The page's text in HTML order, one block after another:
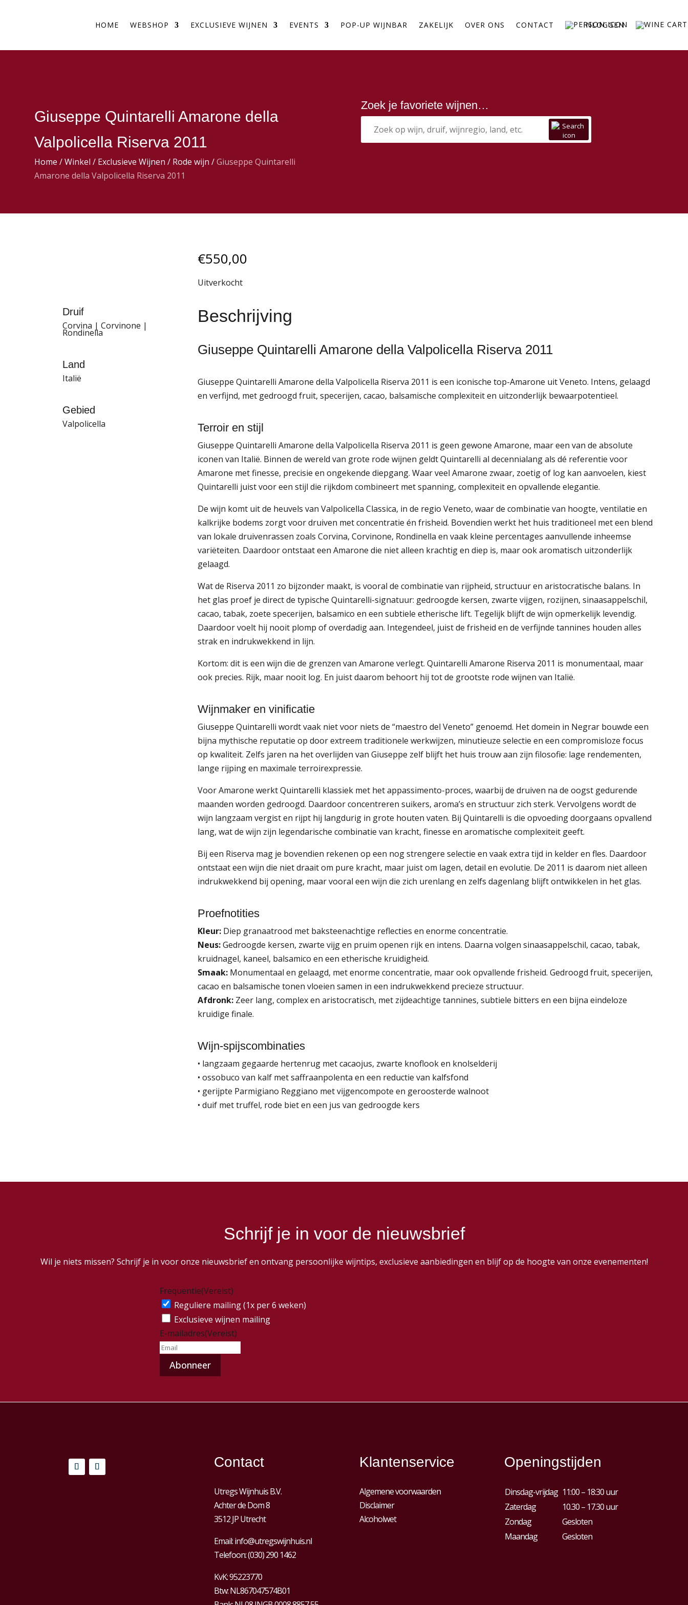
HOME WEBSHOP EXCLUSIEVE WIJNEN EVENTS POP-UP WIJNBAR ZAKELIJK OVER ONS CONTACT INLOGGEN
Giuseppe Quintarelli Amarone della
Valpolicella Riserva 2011
Home /Winkel / Exclusieve Wijnen / Rode wijn /Giuseppe Quintarelli
Amarone della Valpolicella Riserva 2011
Zoek je favoriete wijnen…
Druif
Corvina | Corvinone |
Rondinella
Land
Italië
Gebied
Valpolicella
€550,00
Uitverkocht
Beschrijving
Giuseppe Quintarelli Amarone della Valpolicella Riserva 2011
Giuseppe Quintarelli Amarone della Valpolicella Riserva 2011 is een iconische top-Amarone uit Veneto. Intens, gelaagd
en verfijnd, met gedroogd fruit, specerijen, cacao, balsamische complexiteit en uitzonderlijk bewaarpotentieel.
Terroir en stijl
Giuseppe Quintarelli Amarone della Valpolicella Riserva 2011 is geen gewone Amarone, maar een van de absolute
iconen van Italië. Binnen de wereld van grote rode wijnen geldt Quintarelli al decennialang als dé referentie voor
Amarone met finesse, precisie en ongekende diepgang. Waar veel Amarone zwaar, zoetig of log kan aanvoelen, kiest
Quintarelli juist voor een stijl die rijkdom combineert met spanning, complexiteit en opvallende elegantie.
De wijn komt uit de heuvels van Valpolicella Classica, in de regio Veneto, waar de combinatie van hoogte, ventilatie en
kalkrijke bodems zorgt voor druiven met concentratie én frisheid. Bovendien werkt het huis traditioneel met een blend
van lokale druivenrassen zoals Corvina, Corvinone, Rondinella en vaak kleine percentages aanvullende inheemse
variëteiten. Daardoor ontstaat een Amarone die niet alleen krachtig en diep is, maar ook aromatisch uitzonderlijk
gelaagd.
Wat de Riserva 2011 zo bijzonder maakt, is vooral de combinatie van rijpheid, structuur en aristocratische balans. In
het glas proef je direct de typische Quintarelli-signatuur: gedroogde kersen, zwarte vijgen, rozijnen, sinaasappelschil,
cacao, tabak, zoete specerijen, balsamico en een subtiele etherische lift. Tegelijk blijft de wijn opmerkelijk levendig.
Daardoor voelt hij nooit plomp of overdadig aan. Integendeel, juist de frisheid en de verfijnde tannines houden alles
strak en indrukwekkend in lijn.
Kortom: dit is een wijn die de grenzen van Amarone verlegt. Quintarelli Amarone Riserva 2011 is monumentaal, maar
ook precies. Rijk, maar nooit log. En juist daarom behoort hij tot de grootste rode wijnen van Italië.
Wijnmaker en vinificatie
Giuseppe Quintarelli wordt vaak niet voor niets de “maestro del Veneto” genoemd. Het domein in Negrar bouwde een
bijna mythische reputatie op door extreem traditionele werkwijzen, minutieuze selectie en een compromisloze focus
op kwaliteit. Zelfs jaren na het overlijden van Giuseppe zelf blijft het huis trouw aan zijn filosofie: lage rendementen,
lange rijping en maximale terroirexpressie.
Voor Amarone werkt Quintarelli klassiek met het appassimento-proces, waarbij de druiven na de oogst gedurende
maanden worden gedroogd. Daardoor concentreren suikers, aroma’s en structuur zich sterk. Vervolgens wordt de
wijn langzaam vergist en rijpt hij langdurig in grote houten vaten. Bij Quintarelli is die opvoeding doorgaans opvallend
lang, wat de wijn zijn legendarische combinatie van kracht, finesse en aromatische complexiteit geeft.
Bij een Riserva mag je bovendien rekenen op een nog strengere selectie en vaak extra tijd in kelder en fles. Daardoor
ontstaat een wijn die niet draait om pure kracht, maar juist om lagen, detail en evolutie. De 2011 is daarom niet alleen
indrukwekkend bij opening, maar vooral een wijn die zich urenlang en zelfs dagenlang blijft ontwikkelen in het glas.
Proefnotities
Kleur: Diep granaatrood met baksteenachtige reflecties en enorme concentratie.
Neus:Gedroogde kersen, zwarte vijg en pruim openen rijk en intens. Daarna volgen sinaasappelschil, cacao, tabak,
kruidnagel, kaneel, balsamico en een etherische kruidigheid.
Smaak: Monumentaal en gelaagd, met enorme concentratie, maar ook opvallende frisheid. Gedroogd fruit, specerijen,
cacao en balsamische tonen vloeien samen in een indrukwekkend precieze structuur.
Afdronk: Zeer lang, complex en aristocratisch, met zijdeachtige tannines, subtiele bitters en een bijna eindeloze
kruidige finale.
Wijn-spijscombinaties
• langzaam gegaarde hertenrug met cacaojus, zwarte knoflook en knolselderij
• ossobuco van kalf met saffraanpolenta en een reductie van kalfsfond
• gerijpte Parmigiano Reggiano met vijgencompote en geroosterde walnoot
• duif met truffel, rode biet en een jus van gedroogde kers
Schrijf je in voor de nieuwsbrief
Wil je niets missen? Schrijf je in voor onze nieuwsbrief en ontvang persoonlijke wijntips, exclusieve aanbiedingen en blijf op de hoogte van onze evenementen!
Frequentie(Vereist)
Reguliere mailing (1x per 6 weken)
Exclusieve wijnen mailing
E-mailadres(Vereist)
Contact
Utregs Wijnhuis B.V.
Achter de Dom 8
3512 JP Utrecht
Email:info@utregswijnhuis.nl
Telefoon:(030) 290 1462
KvK:95223770
Btw:NL867047574B01
Klantenservice
Algemene voorwaarden
Disclaimer
Alcoholwet
Openingstijden
Dinsdag-vrijdag 11:00 – 18:30 uur
Zaterdag
10.30 – 17.30 uur
Zondag
Gesloten
Maandag
Gesloten